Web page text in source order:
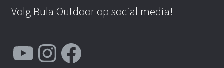
Volg Bula Outdoor op social media!
YouTube Instagram Facebook